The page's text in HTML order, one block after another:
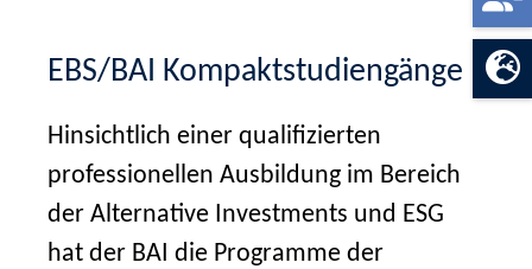
EBS/BAI Kompaktstudiengänge
Hinsichtlich einer qualifizierten
professionellen Ausbildung im Bereich
der Alternative Investments und ESG
hat der BAI die Programme der